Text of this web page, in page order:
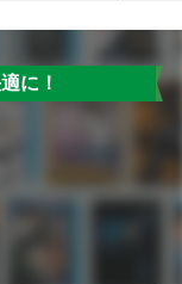
に！